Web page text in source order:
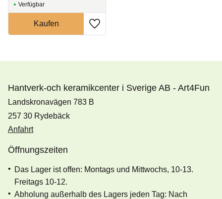
Zu Favoriten hinzufügen
Hantverk-och keramikcenter i Sverige AB - Art4Fun
Landskronavägen 783 B
257 30 Rydebäck
Anfahrt
Öffnungszeiten
Das Lager ist offen: Montags und Mittwochs, 10-13.
Freitags 10-12.
Abholung außerhalb des Lagers jeden Tag: Nach